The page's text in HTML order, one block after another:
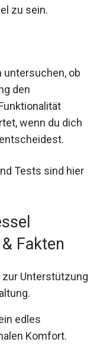
zu sein.
ob
den
wenn du dich
Tests sind hier
Fakten
Unterstützung
edles
Komfort.